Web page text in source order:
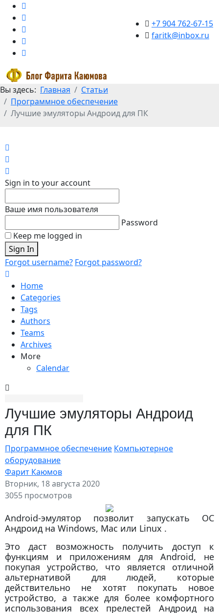
+7 904 762-67-15
faritk@inbox.ru
Вы здесь: Главная
Статьи
Программное обеспечение
Лучшие эмуляторы Андроид для ПК
Sign in to your account
Ваше имя пользователя
Password
Keep me logged in
Sign In
Forgot username? Forgot password?
Home
Categories
Tags
Authors
Teams
Archives
More
Calendar
Лучшие эмуляторы Андроид
для ПК
Программное обеспечение Компьютерное
оборудование
Фарит Каюмов
Вторник, 18 августа 2020
3055 просмотров
Android-эмулятор позволит запускать ОС
Андроид на Windows, Mac или Linux .
Это даст возможность получить доступ к
функциям и приложениям для Android, не
покупая устройство, что является отличной
альтернативой для людей, которые
действительно не хотят покупать новое
устройство, а также для более комфортного
использования всех прелестей Андроид на